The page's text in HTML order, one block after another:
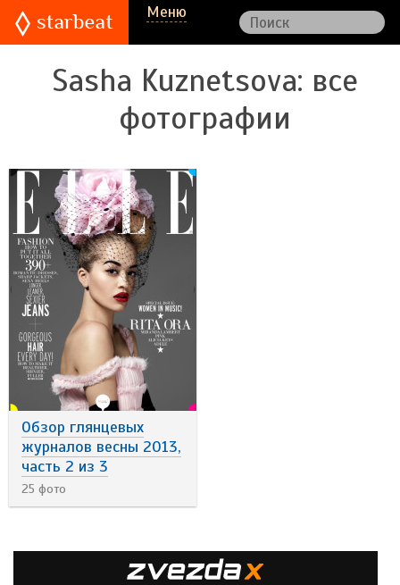
Меню
Sasha Kuznetsova: все
фотографии
Обзор глянцевых
журналов весны 2013,
часть 2 из 3
25 фото